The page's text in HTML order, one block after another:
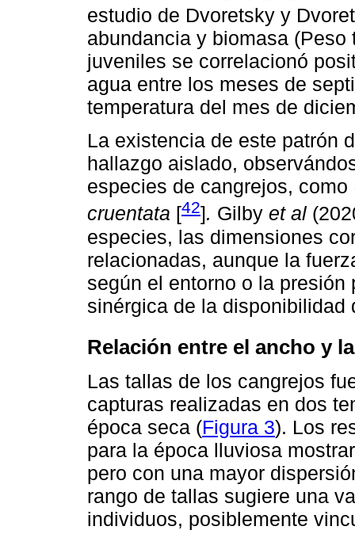
estudio de Dvoretsky y
abundancia y biomasa
juveniles se correlacionó
agua entre los meses de
temperatura del mes de
La existencia de este patrón
hallazgo aislado,
especies de cangrejos, como
cruentata [42]. Gilby et al
especies, las dimensiones
relacionadas, aunque la
según el entorno o la
sinérgica de la
Relación entre el ancho y
Las tallas de los cangrejos
capturas realizadas en dos
época seca (Figura 3). Los
para la época lluviosa
pero con una mayor
rango de tallas sugiere una
individuos, posiblemente